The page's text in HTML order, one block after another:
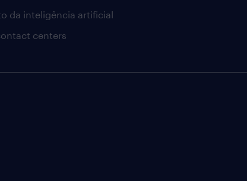
da inteligência artificial
centers